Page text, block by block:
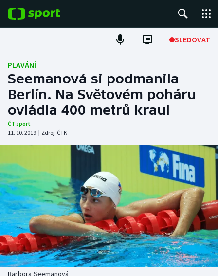
SLEDOVAT
Fotbal
Hokej
Tenis
Atletika
DALŠÍ SPORTY
Americký fotbal
Baseball a softbal
Basketbal
Biatlon
NEPŘEHLÉDNĚTE
Soutěže
Historické návraty
Aplikace ČT sport
PLAVÁNÍ
Seemanová si podmanila
Berlín. Na Světovém poháru
ovládla 400 metrů kraul
ČT sport
11. 10. 2019 | Zdroj: ČTK
Barbora Seemanová